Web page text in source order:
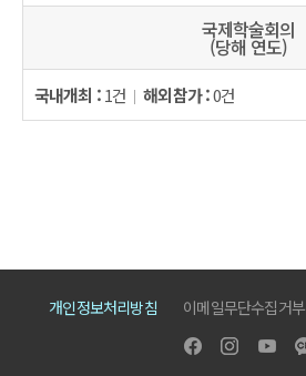
국제학술회의
(당해 연도)
국내개최 :1건 해외참가 :0건
개인정보처리방침 이메일무단수집거부